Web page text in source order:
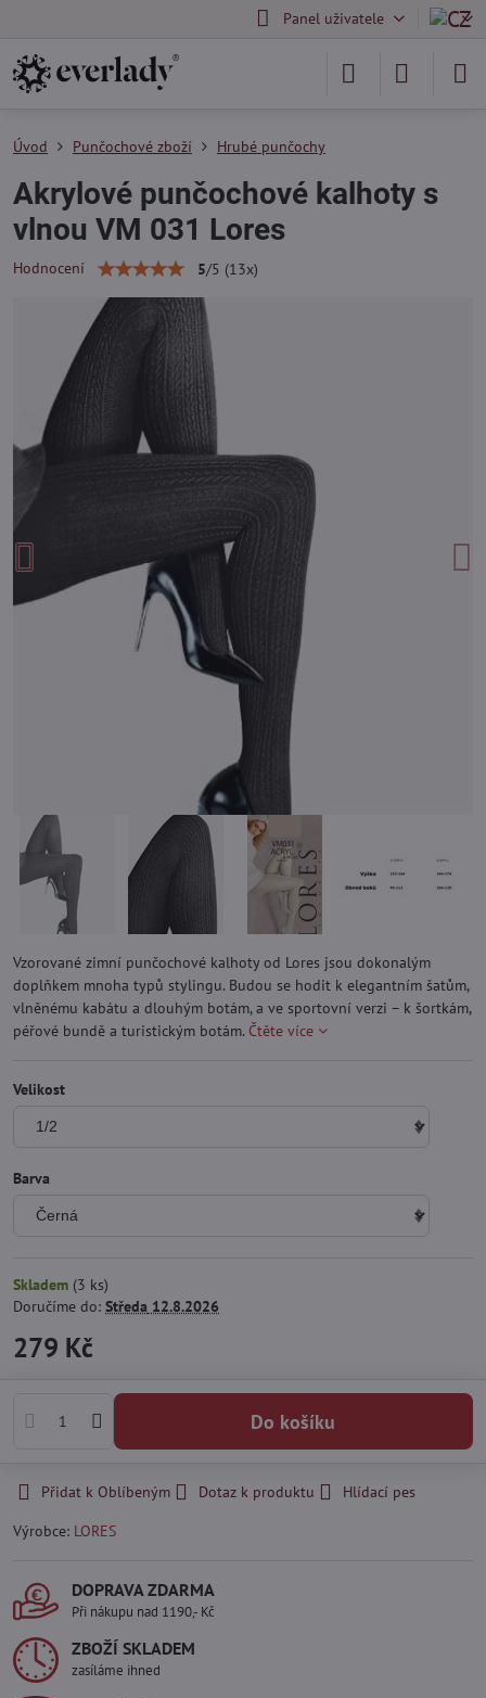
Panel uživatele
Úvod Punčochové zboží Hrubé punčochy
Akrylové punčochové kalhoty s
vlnou VM 031 Lores
Hodnocení 5/5 (13x)
Vzorované zimní punčochové kalhoty od Lores jsou dokonalým
doplňkem mnoha typů stylingu. Budou se hodit k elegantním šatům,
vlněnému kabátu a dlouhým botám, a ve sportovní verzi – k šortkám,
péřové bundě a turistickým botám. Čtěte více
Velikost
Barva
Skladem (3 ks)
Doručíme do: Středa 12.8.2026
279 Kč
Do košíku
Přidat k Oblíbeným Dotaz k produktu
Hlídací pes
Výrobce: LORES
DOPRAVA ZDARMA
Při nákupu nad 1190,- Kč
ZBOŽÍ SKLADEM
zasíláme ihned